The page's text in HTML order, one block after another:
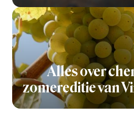
Alles over
zomereditie van